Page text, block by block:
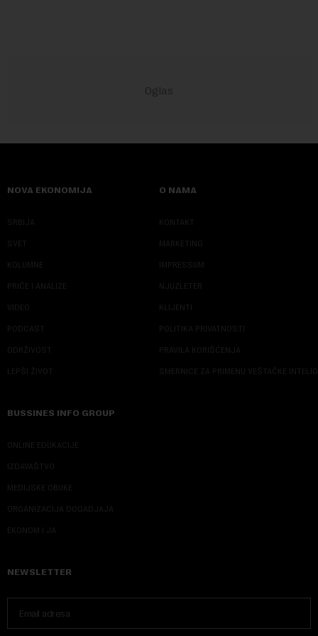
NOVA EKONOMIJA
SRBIJA
SVET
KOLUMNE
PRIČE I ANALIZE
VIDEO
PODCAST
ODRŽIVOST
LEPŠI ŽIVOT
O NAMA
KONTAKT
MARKETING
IMPRESSUM
NJUZLETER
KLIJENTI
POLITIKA PRIVATNOSTI
PRAVILA KORIŠĆENJA
SMERNICE ZA PRIMENU VEŠTAČKE
BUSSINES INFO GROUP
ONLINE EDUKACIJE
IZDAVAŠTVO
MEDIJSKE OBUKE
ORGANIZACIJA DOGADJAJA
EKONOM I JA
NEWSLETTER